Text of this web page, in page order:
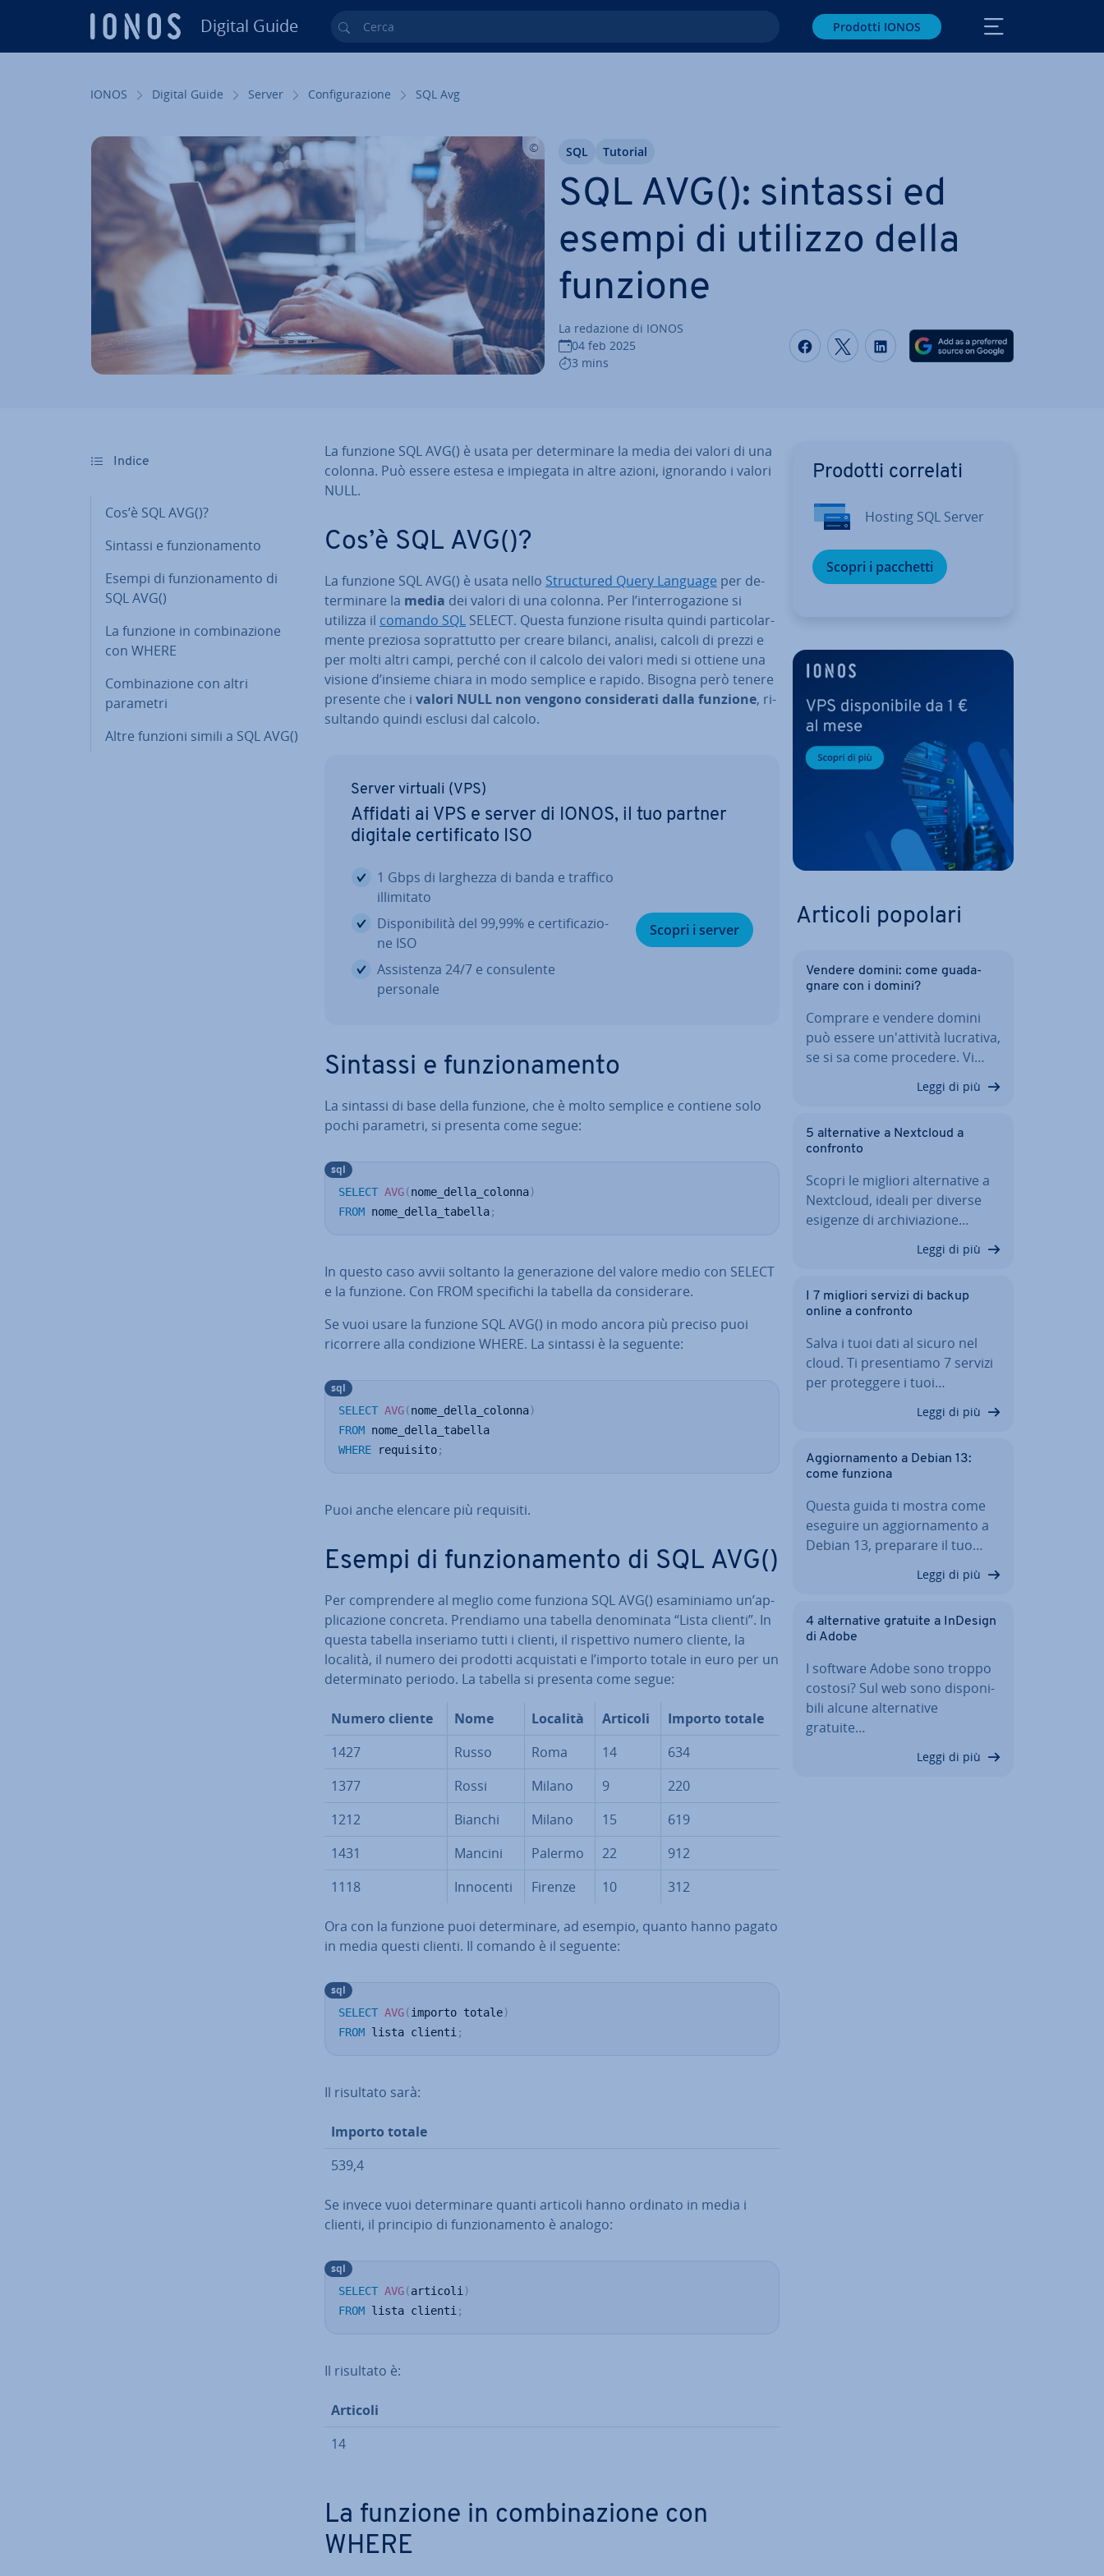
Digital Guide Cerca Prodotti IONOS
IONOS Digital Guide Server Con­fi­gu­ra­zio­ne SQL Avg
SQL AVG(): sintassi ed
esempi di utilizzo della
funzione
La redazione di IONOS
04 feb 2025
3 mins
Condividi via Facebook
Condividi via Twitter
Condividi via LinkedIN
SQL Tutorial
Indice
Cos’è SQL AVG()?
Sintassi e fun­zio­na­men­to
Esempi di fun­zio­na­men­to di
SQL AVG()
La funzione in com­bi­na­zio­ne
con WHERE
Com­bi­na­zio­ne con altri
parametri
Altre funzioni simili a SQL AVG()
La funzione SQL AVG() è usata per de­ter­mi­na­re la media dei valori di una
colonna. Può essere estesa e impiegata in altre azioni, ignorando i valori
NULL.
Cos’è SQL AVG()?
La funzione SQL AVG() è usata nello Struc­tu­red Query Language per de­
ter­mi­na­re la media dei valori di una colonna. Per l’in­ter­ro­ga­zio­ne si
utilizza il comando SQL SELECT. Questa funzione risulta quindi par­ti­co­lar­
men­te preziosa so­prat­tut­to per creare bilanci, analisi, calcoli di prezzi e
per molti altri campi, perché con il calcolo dei valori medi si ottiene una
visione d’insieme chiara in modo semplice e rapido. Bisogna però tenere
presente che i valori NULL non vengono con­si­de­ra­ti dalla funzione, ri­
sul­tan­do quindi esclusi dal calcolo.
Server virtuali (VPS)
Affidati ai VPS e server di IONOS, il tuo partner
digitale cer­ti­fi­ca­to ISO
1 Gbps di larghezza di banda e traffico
il­li­mi­ta­to
Di­spo­ni­bi­li­tà del 99,99% e cer­ti­fi­ca­zio­
ne ISO
As­si­sten­za 24/7 e con­su­len­te
personale
Scopri i server
Sintassi e fun­zio­na­men­to
La sintassi di base della funzione, che è molto semplice e contiene solo
pochi parametri, si presenta come segue:
SELECT AVG(nome_della_colonna)
FROM nome_della_tabella;
sql
In questo caso avvii soltanto la ge­ne­ra­zio­ne del valore medio con SELECT
e la funzione. Con FROM spe­ci­fi­chi la tabella da con­si­de­ra­re.
Se vuoi usare la funzione SQL AVG() in modo ancora più preciso puoi
ricorrere alla con­di­zio­ne WHERE. La sintassi è la seguente:
SELECT AVG(nome_della_colonna)
FROM
WHERE requisito;
sql
Puoi anche elencare più requisiti.
Esempi di fun­zio­na­men­to di SQL AVG()
Per com­pren­de­re al meglio come funziona SQL AVG() esa­mi­nia­mo un’ap­
pli­ca­zio­ne concreta. Prendiamo una tabella de­no­mi­na­ta “Lista clienti”. In
questa tabella inseriamo tutti i clienti, il ri­spet­ti­vo numero cliente, la
località, il numero dei prodotti ac­qui­sta­ti e l’importo totale in euro per un
de­ter­mi­na­to periodo. La tabella si presenta come segue:
Numero cliente Nome Località Articoli
Importo totale
1427
Russo Roma 14
634
1377
Rossi Milano 9
220
1212
Bianchi Milano 15
619
1431
Mancini Palermo 22
912
1118
Innocenti Firenze 10 312
Ora con la funzione puoi de­ter­mi­na­re, ad esempio, quanto hanno pagato
in media questi clienti. Il comando è il seguente:
SELECT AVG(importo totale)
FROM lista clienti ;
sql
Il risultato sarà:
Importo totale
539,4
Se invece vuoi de­ter­mi­na­re quanti articoli hanno ordinato in media i
clienti, il principio di fun­zio­na­men­to è analogo:
SELECT AVG(articoli )
FROM lista clienti ;
sql
Il risultato è:
Articoli
14
La funzione in com­bi­na­zio­ne con
WHERE
Prodotti correlati
Hosting SQL Server
Scopri i pacchetti
Articoli popolari
Vendere domini: come gua­da­
gna­re con i domini?
Comprare e vendere domini
può essere un'at­ti­vi­tà lucrativa,
se si sa come procedere. Vi…
Leggi di più
5 al­ter­na­ti­ve a Nextcloud a
confronto
Scopri le migliori al­ter­na­ti­ve a
Nextcloud, ideali per diverse
esigenze di ar­chi­via­zio­ne…
Leggi di più
I 7 migliori servizi di backup
online a confronto
Salva i tuoi dati al sicuro nel
cloud. Ti pre­sen­tia­mo 7 servizi
per pro­teg­ge­re i tuoi…
Leggi di più
Ag­gior­na­men­to a Debian 13:
come funziona
Questa guida ti mostra come
eseguire un ag­gior­na­men­to a
Debian 13, preparare il tuo…
Leggi di più
4 al­ter­na­ti­ve gratuite a InDesign
di Adobe
I software Adobe sono troppo
costosi? Sul web sono di­spo­ni­
bi­li alcune al­ter­na­ti­ve
gratuite…
Leggi di più